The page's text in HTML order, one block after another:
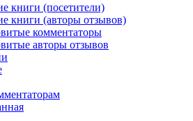
книги (посетители)
книги (авторы отзывов)
комментаторы
авторы отзывов